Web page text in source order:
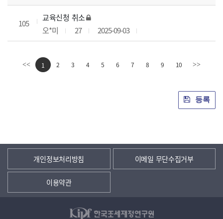
105
교육신청 취소
오*미
27 2025-09-03
<< 1 2 3 4 5 6 7 8 9 10 >>
등록
개인정보처리방침 이메일 무단수집거부
이용약관